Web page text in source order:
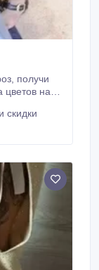
цветов на
на
сайт:
скидки